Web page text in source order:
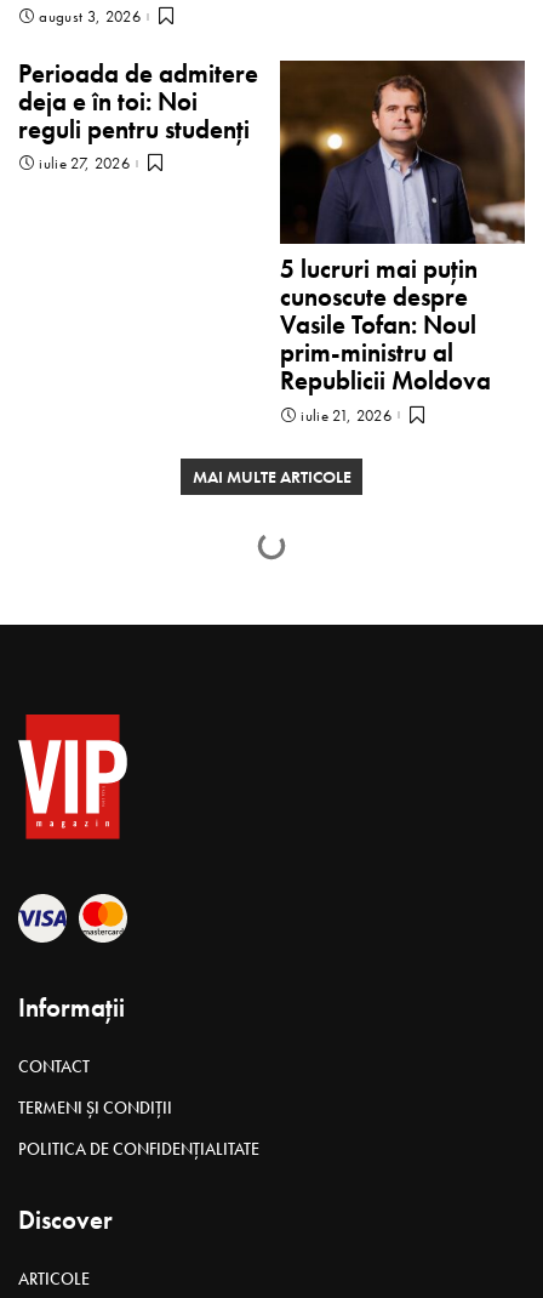
august 3, 2026
Perioada de admitere
deja e în toi: Noi
reguli pentru studenți
iulie 27, 2026
5 lucruri mai puțin
cunoscute despre
Vasile Tofan: Noul
prim-ministru al
Republicii Moldova
iulie 21, 2026
MAI MULTE ARTICOLE
Virginia Braga
Deşi locuieşte de ani buni la Paris, o interesează şi o doare tot ce
se întâmplă pe plan socio-politic în Moldova, fiind un
tranşant lucruri deloc comode, pentru că ţine mai mult la
marea dragoste şi afacere a Lorinei Bălteanu – bijuteriile pe care
le creează şi care au dus numele brandului în întreaga lume. Un
treburile la showroomul din Paris.
Sunteți prima moldoveancă care și-a expus bijuteriile în
special – expoziția „Dior”. Vă rog să-mi oferiți detalii despre